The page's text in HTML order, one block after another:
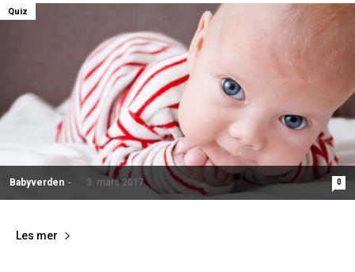
Babyverden - 3. mars 2017 0
Quiz
Les mer